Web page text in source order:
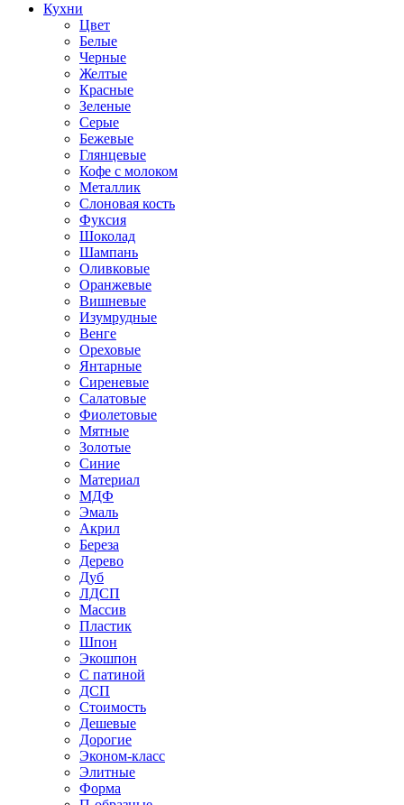
Кухни
Цвет
Белые
Черные
Желтые
Красные
Зеленые
Серые
Бежевые
Глянцевые
Кофе с молоком
Металлик
Слоновая кость
Фуксия
Шоколад
Шампань
Оливковые
Оранжевые
Вишневые
Изумрудные
Венге
Ореховые
Янтарные
Сиреневые
Салатовые
Фиолетовые
Мятные
Золотые
Синие
Материал
МДФ
Эмаль
Акрил
Береза
Дерево
Дуб
ЛДСП
Массив
Пластик
Шпон
Экошпон
С патиной
ДСП
Стоимость
Дешевые
Дорогие
Эконом-класс
Элитные
Форма